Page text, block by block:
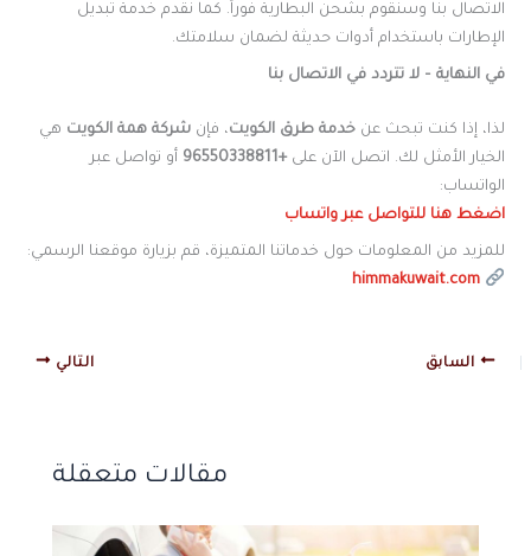
الاتصال بنا وسنقوم بشحن البطارية فوراً. كما نقدم خدمة تبديل
الإطارات باستخدام أدوات حديثة لضمان سلامتك.
في النهاية – لا تتردد في الاتصال بنا
لذا، إذا كنت تبحث عنخدمة طرق الكويت، فإنشركة همة الكويت هي
الخيار الأمثل لك. اتصل الآن على+96550338811
أو تواصل عبر
الواتساب:
اضغط هنا للتواصل عبر واتساب
للمزيد من المعلومات حول خدماتنا المتميزة، قم بزيارة موقعنا الرسمي:
himmakuwait.com
السابق التالي
مقالات متعقلة